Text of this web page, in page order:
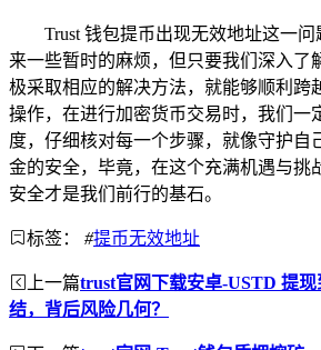
Trust 钱包提币出现无效地址这一
来一些暂时的麻烦，但只要我们深入了
极采取相应的解决方法，就能够顺利跨
操作，在进行加密货币交易时，我们一
度，仔细核对每一个步骤，就像守护自
金的安全，毕竟，在这个充满机遇与挑
安全才是我们前行的基石。
标签： #提币无效地址
上一篇trust官网下载安卓-USTD 提
结，背后风险几何？